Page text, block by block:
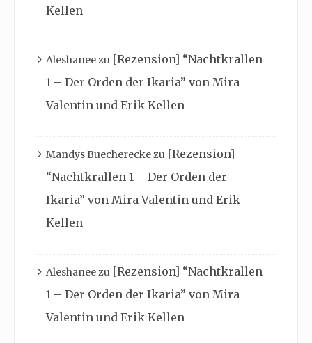
Kellen
Aleshaneezu [Rezension] “Nachtkrallen
1 – Der Orden der Ikaria” von Mira
Valentin und Erik Kellen
Mandys Buechereckezu [Rezension]
“Nachtkrallen 1 – Der Orden der
Ikaria” von Mira Valentin und Erik
Kellen
Aleshaneezu [Rezension] “Nachtkrallen
1 – Der Orden der Ikaria” von Mira
Valentin und Erik Kellen